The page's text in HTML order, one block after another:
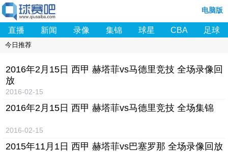
电脑版
直播 新闻 录像 集锦 球星 CBA 足球
今日推荐
2016年2月15日 西甲 赫塔菲vs马德里竞技 全场录像回
放
2016-02-15
2016年2月15日 西甲 赫塔菲vs马德里竞技 全场集锦
2016-02-15
2015年11月1日 西甲 赫塔菲vs巴塞罗那 全场录像回放